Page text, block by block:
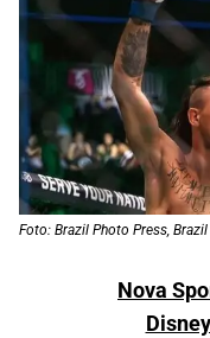
Foto: Brazil Photo Press,
Nova